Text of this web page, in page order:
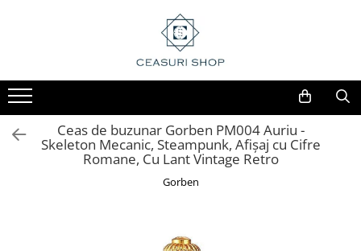
Ceas de buzunar Gorben PM004 Auriu -
Skeleton Mecanic, Steampunk, Afișaj cu Cifre
Romane, Cu Lant Vintage Retro
Gorben